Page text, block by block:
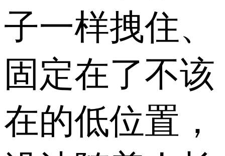
子一样拽住、
固定在了不该
在的低位置，